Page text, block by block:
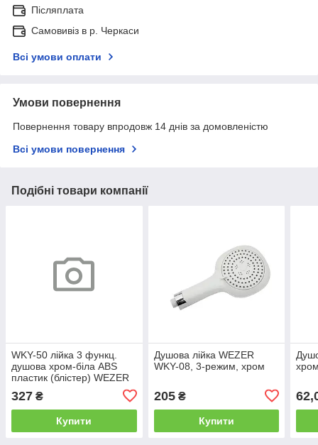
Післяплата
Самовивіз в р. Черкаси
Всі умови оплати
Умови повернення
Повернення товару впродовж 14 днів за домовленістю
Всі умови повернення
Подібні товари компанії
WKY-50 лійка 3 функц.
душова хром-біла ABS
пластик (блістер) WEZER
327 ₴
Купити
Душова лійка WEZER
WKY-08, 3-режим, хром
205₴
Купити